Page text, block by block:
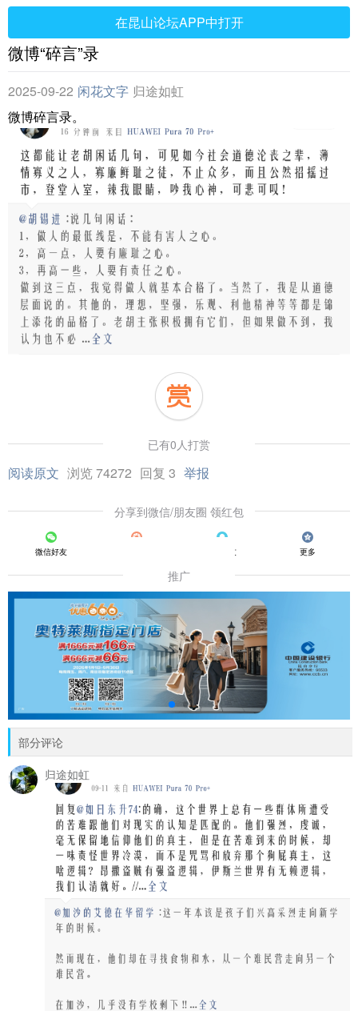
在昆山论坛APP中打开
微博“碎言”录
2025-09-22 闲花文字 归途如虹
微博碎言录。
已有0人打赏
阅读原文 浏览 74272 回复 3 举报
分享到微信/朋友圈 领红包
微信好友 QQ好友 更多
推广
部分评论
归途如虹